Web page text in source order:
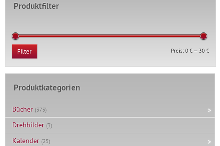
Produktfilter
Min.
Max.
Filter Preis:0 € — 30 €
Produktkategorien
Bücher (373)
Drehbilder (3)
Kalender (25)